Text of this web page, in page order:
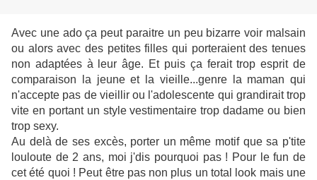
Avec une ado ça peut paraitre un peu bizarre voir malsain
ou alors avec des petites filles qui porteraient des tenues
non adaptées à leur âge. Et puis ça ferait trop esprit de
comparaison la jeune et la vieille...genre la maman qui
n'accepte pas de vieillir ou l'adolescente qui grandirait trop
vite en portant un style vestimentaire trop dadame ou bien
trop sexy.
Au delà de ses excès, porter un même motif que sa p'tite
louloute de 2 ans, moi j'dis pourquoi pas ! Pour le fun de
cet été quoi ! Peut être pas non plus un total look mais une